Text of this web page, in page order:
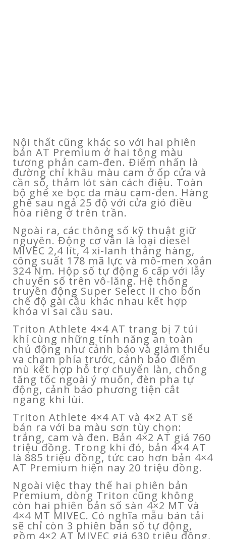
Nội thất cũng khác so với hai phiên
bản AT Premium ở hai tông màu
tương phản cam-đen. Điểm nhấn là
đường chỉ khâu màu cam ở ốp cửa và
cần số, thảm lót sàn cách điệu. Toàn
bộ ghế xe bọc da màu cam-đen. Hàng
ghế sau ngả 25 độ với cửa gió điều
hòa riêng ở trên trần.
Ngoài ra, các thông số kỹ thuật giữ
nguyên. Động cơ vẫn là loại diesel
MIVEC 2,4 lít, 4 xi-lanh thẳng hàng,
công suất 178 mã lực và mô-men xoắn
324 Nm. Hộp số tự động 6 cấp với lẫy
chuyển số trên vô-lăng. Hệ thống
truyền động Super Select II cho bốn
chế độ gài cầu khác nhau kết hợp
khóa vi sai cầu sau.
Triton Athlete 4×4 AT trang bị 7 túi
khí cùng những tính năng an toàn
chủ động như cảnh báo và giảm thiểu
va chạm phía trước, cảnh báo điểm
mù kết hợp hỗ trợ chuyển làn, chống
tăng tốc ngoài ý muốn, đèn pha tự
động, cảnh báo phương tiện cắt
ngang khi lùi.
Triton Athlete 4×4 AT và 4×2 AT sẽ
bán ra với ba màu sơn tùy chọn:
trắng, cam và đen. Bản 4×2 AT giá 760
triệu đồng. Trong khi đó, bản 4×4 AT
là 885 triệu đồng, tức cao hơn bản 4×4
AT Premium hiện nay 20 triệu đồng.
Ngoài việc thay thế hai phiên bản
Premium, dòng Triton cũng không
còn hai phiên bản số sàn 4×2 MT và
4×4 MT MIVEC. Có nghĩa mẫu bán tải
sẽ chỉ còn 3 phiên bản số tự động,
gồm 4×2 AT MIVEC giá 630 triệu đồng,